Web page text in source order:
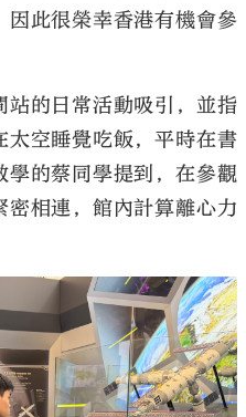
因此很榮幸香港有機會參
站的日常活動吸引，並指
太空睡覺吃飯，平時在書
的蔡同學提到，在參觀
相連，館內計算離心力